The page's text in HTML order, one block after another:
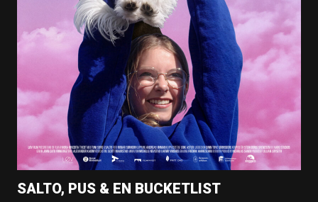
SALTO, PUS & EN BUCKETLIST